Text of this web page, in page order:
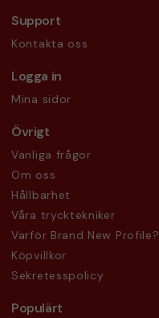
Support
Kontakta oss
Logga in
Mina sidor
Övrigt
Vanliga frågor
Om oss
Hållbarhet
Våra trycktekniker
Varför Brand New Profile?
Köpvillkor
Sekretesspolicy
Populärt